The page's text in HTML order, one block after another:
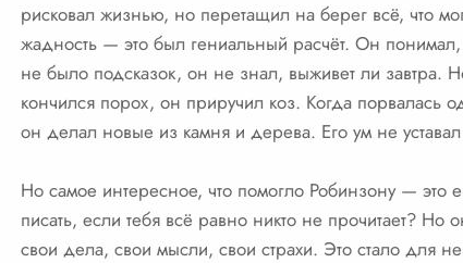
рисковал жизнью, но перетащил на берег всё, что
жадность — это был гениальный расчёт. Он
не было подсказок, он не знал, выживет ли завтра.
кончился порох, он приручил коз. Когда порвалась
он делал новые из камня и дерева. Его ум не
Но самое интересное, что помогло Робинзону —
писать, если тебя всё равно никто не прочитает?
свои дела, свои мысли, свои страхи. Это стало для